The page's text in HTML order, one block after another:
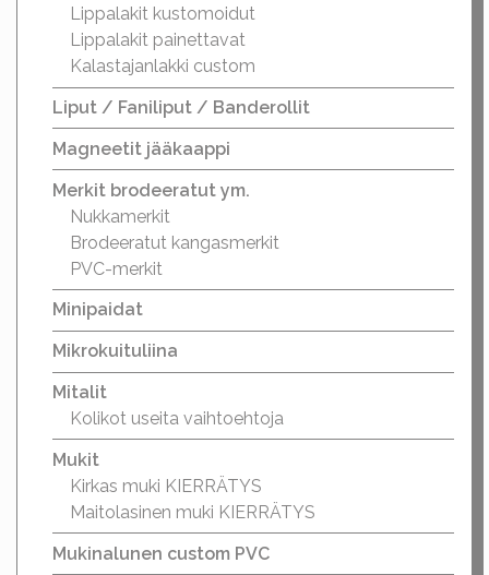
Lippalakit kustomoidut
Lippalakit painettavat
Kalastajanlakki custom
Liput / Faniliput / Banderollit
Magneetit jääkaappi
Merkit brodeeratut ym.
Nukkamerkit
Brodeeratut kangasmerkit
PVC-merkit
Minipaidat
Mikrokuituliina
Mitalit
Kolikot useita vaihtoehtoja
Mukit
Kirkas muki KIERRÄTYS
Maitolasinen muki KIERRÄTYS
Mukinalunen custom PVC